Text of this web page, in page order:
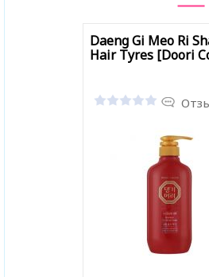
Daeng Gi Meo Ri
Hair Tyres [Doori